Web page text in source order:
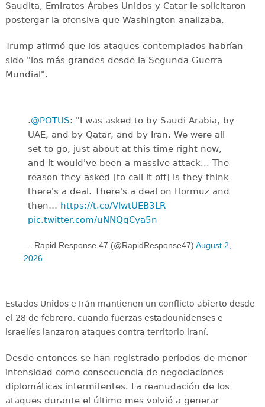
Saudita, Emiratos Árabes Unidos y Catar le solicitaron
postergar la ofensiva que Washington analizaba.
Trump afirmó que los ataques contemplados habrían
sido "los más grandes desde la Segunda Guerra
Mundial".
.@POTUS: "I was asked to by Saudi Arabia, by
UAE, and by Qatar, and by Iran. We were all
set to go, just about at this time right now,
and it would've been a massive attack... The
reason they asked [to call it off] is they think
there's a deal. There's a deal on Hormuz and
then… https://t.co/VlwtUEB3LR
pic.twitter.com/uNNQqCya5n
— Rapid Response 47 (@RapidResponse47) August 2,
2026
Estados Unidos e Irán mantienen un conflicto abierto desde
el 28 de febrero, cuando fuerzas estadounidenses e
israelíes lanzaron ataques contra territorio iraní.
Desde entonces se han registrado períodos de menor
intensidad como consecuencia de negociaciones
diplomáticas intermitentes. La reanudación de los
ataques durante el último mes volvió a generar